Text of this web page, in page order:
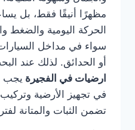
مظهرًا أنيقًا فقط، بل
الحركة اليومية والضغط
سواء في مداخل
أو الحدائق. لذلك عند
ارضيات في الفجيرة يجب
في تجهيز الأرضية
تضمن الثبات والمتانة